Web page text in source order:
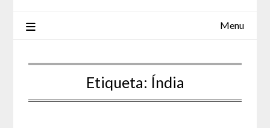
Menu
Etiqueta: Índia